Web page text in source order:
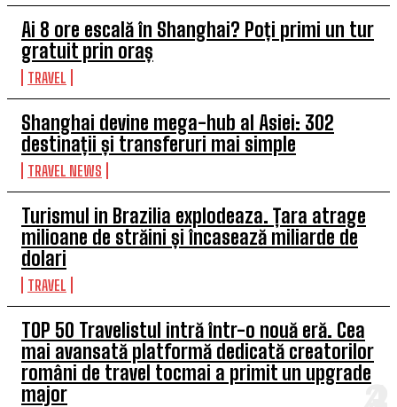
Ai 8 ore escală în Shanghai? Poți primi un tur
gratuit prin oraș
TRAVEL
Shanghai devine mega-hub al Asiei: 302
destinații și transferuri mai simple
TRAVEL NEWS
Turismul in Brazilia explodeaza. Țara atrage
milioane de străini și încasează miliarde de
dolari
TRAVEL
TOP 50 Travelistul intră într-o nouă eră. Cea
mai avansată platformă dedicată creatorilor
români de travel tocmai a primit un upgrade
major